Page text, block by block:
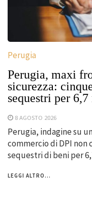
Perugia
Perugia, maxi
sicurezza:
sequestri per
8 AGOSTO 2026
Perugia, indagine su
commercio di DPI
sequestri di beni per
LEGGI ALTRO...